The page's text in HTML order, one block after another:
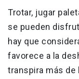
Trotar, jugar
se pueden
hay que
favorece a la
transpira más de